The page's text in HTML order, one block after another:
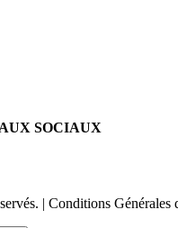
SOCIAUX
| Conditions